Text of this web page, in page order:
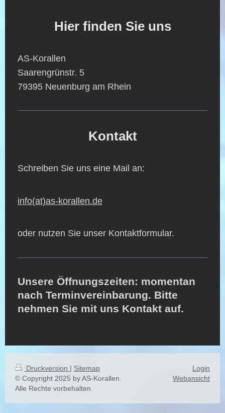
Hier finden Sie uns
AS-Korallen
Saarengrünstr. 5
79395 Neuenburg am Rhein
Kontakt
Schreiben Sie uns eine Mail an:
info(at)as-korallen.de
oder nutzen Sie unser Kontaktformular.
Unsere Öffnungszeiten: momentan
nach Terminvereinbarung. Bitte
nehmen Sie mit uns Kontakt auf.
Druckversion | Sitemap
© Copyright 2025 by AS-Korallen.
Alle Rechte vorbehalten
Login
Webansicht